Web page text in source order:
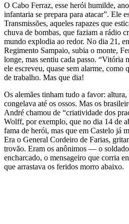
O Cabo Ferraz, esse herói humilde,
infantaria se prepara para atacar”. Ele
Transmissões, aqueles rapazes que
chuva de bombas, que faziam a rádio
mundo explodia ao redor. No dia 21,
Regimento Sampaio, subia o monte,
longe, mas sentiu cada passo. “Vitória
ele escreveu, quase sem alarme, como
de trabalho. Mas que dia!
Os alemães tinham tudo a favor:
congelava até os ossos. Mas os
André chamou de “criatividade dos
Wolff, por exemplo, que no dia 14 de
fama de herói, mas que em Castelo já
Era o General Cordeiro de Farias,
trovão. Eram os anônimos — o
encharcado, o mensageiro que corria
que arrastava os feridos morro abaixo.